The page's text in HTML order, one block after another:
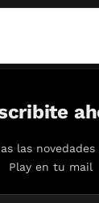
las novedades
Play en tu mail